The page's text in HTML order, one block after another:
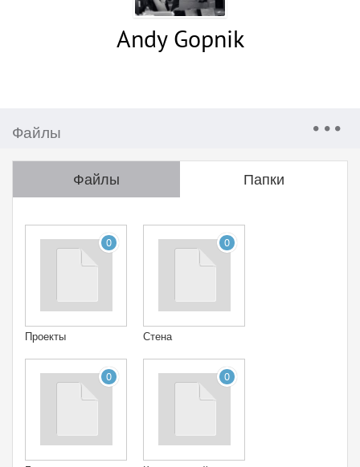
Andy Gopnik
Файлы
Файлы Папки
0
Проекты
0
Стена
0 0